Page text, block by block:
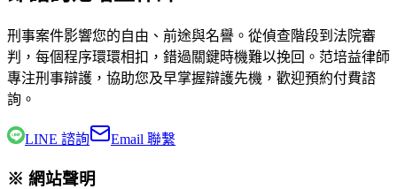
刑事案件影響您的自由、前途與名譽。從偵查階段到法院審
判，每個程序環環相扣，錯過關鍵時機難以挽回。 范培益律師
專注刑事辯護，協助您及早掌握辯護先機，歡迎預約付費諮
詢。
LINE 諮詢 Email 聯繫
※ 網站聲明